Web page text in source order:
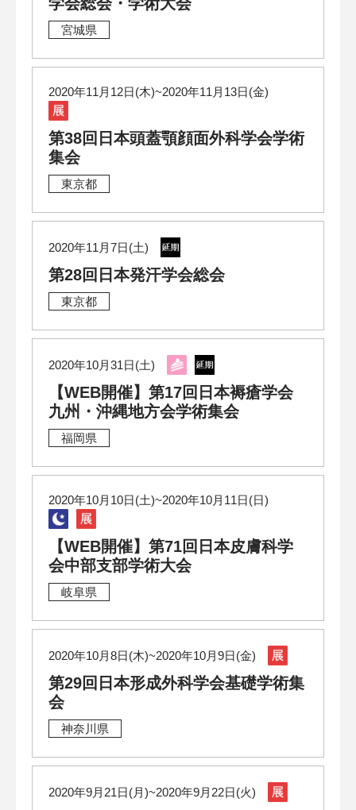
宮城県
2020年11月12日(木)~2020年11月13日(金)
第38回日本頭蓋顎顔面外科学会学術
集会
東京都
2020年11月7日(土)
第28回日本発汗学会総会
東京都
2020年10月31日(土)
【WEB開催】第17回日本褥瘡学会
九州・沖縄地方会学術集会
福岡県
2020年10月10日(土)~2020年10月11日(日)
【WEB開催】第71回日本皮膚科学
会中部支部学術大会
岐阜県
2020年10月8日(木)~2020年10月9日(金)
第29回日本形成外科学会基礎学術集
会
神奈川県
2020年9月21日(月)~2020年9月22日(火)